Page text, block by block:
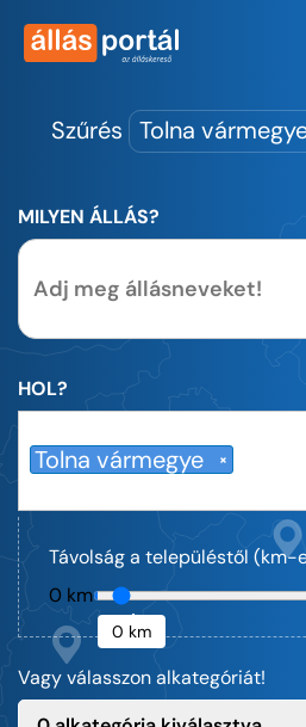
Szűrés Tolna
MILYEN ÁLLÁS?
HOL?
Tolna vármegye ×
Távolság a településtől (km-
0 km
0 km
Vagy válasszon alkategóriát!